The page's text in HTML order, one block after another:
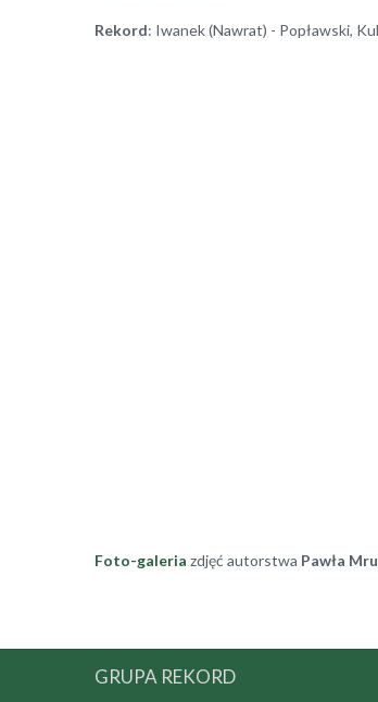
Rekord: Iwanek (Nawrat) - Popławski,
Foto-galeria zdjęć autorstwa Pawła
GRUPA REKORD